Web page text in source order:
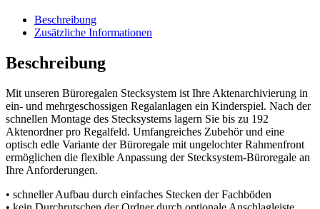
Beschreibung
Zusätzliche Informationen
Beschreibung
Mit unseren Büroregalen Stecksystem ist Ihre Aktenarchivierung in
ein- und mehrgeschossigen Regalanlagen ein Kinderspiel. Nach der
schnellen Montage des Stecksystems lagern Sie bis zu 192
Aktenordner pro Regalfeld. Umfangreiches Zubehör und eine
optisch edle Variante der Büroregale mit ungelochter Rahmenfront
ermöglichen die flexible Anpassung der Stecksystem-Büroregale an
Ihre Anforderungen.
• schneller Aufbau durch einfaches Stecken der Fachböden